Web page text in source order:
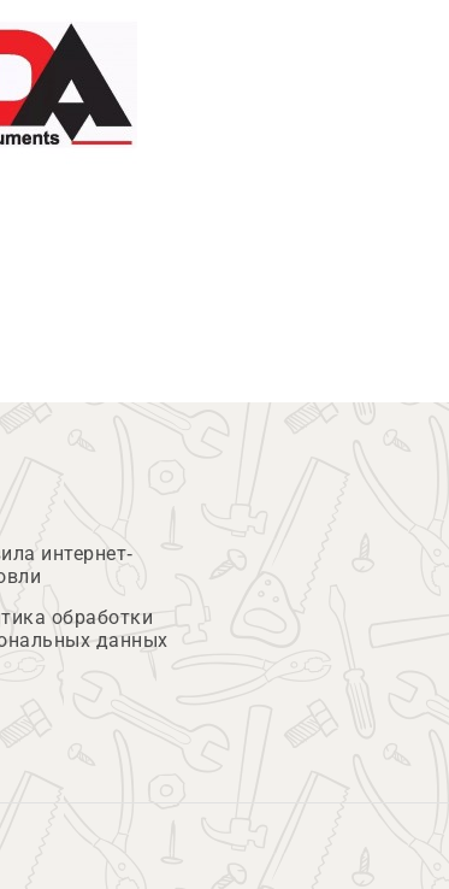
интернет-
обработки
данных